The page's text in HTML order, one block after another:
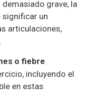
grave, la
significar un
articulaciones,
o fiebre
incluyendo el
en estas